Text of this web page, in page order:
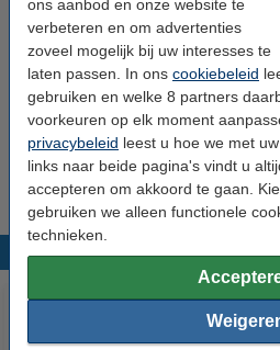
ons aanbod en onze website te
verbeteren en om advertenties
zoveel mogelijk bij uw interesses te
laten passen. In ons cookiebeleid
gebruiken en welke 8 partners
voorkeuren op elk moment
privacybeleid leest u hoe we met
links naar beide pagina's vindt u
accepteren om akkoord te gaan.
gebruiken we alleen functionele
technieken.
tonerdoek 43 x 32
Bekijk de
Direct leverbaar
Maandag in huis
€ 0,95
Populaire